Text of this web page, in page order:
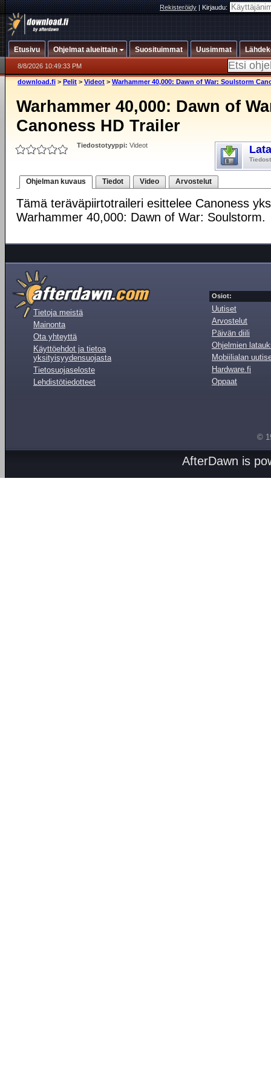
Rekisteröidy|Kirjaudu:
Etusivu Ohjelmat alueittain Suosituimmat Uusimmat
8/8/2026 10:49:33 PM
download.fi > Pelit > Videot > Warhammer 40,000: Dawn of War: Soulstorm
Warhammer 40,000: Dawn of
Canoness HD Trailer
Tiedostotyyppi: Videot
Ohjelman kuvaus Tiedot Video Arvostelut
Tämä teräväpiirtotraileri esittelee Canoness
Warhammer 40,000: Dawn of War: Soulstorm.
Tietoja meistä
Mainonta
Ota yhteyttä
Käyttöehdot ja tietoa
yksityisyydensuojasta
Tietosuojaseloste
Lehdistötiedotteet
Osiot:
Uutiset
Arvostelut
Päivän diili
Ohjelmien
Mobiilialan
Hardware.fi
Oppaat
©
AfterDawn is